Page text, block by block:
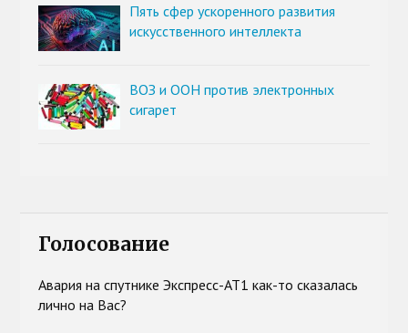
Пять сфер ускоренного развития
искусственного интеллекта
ВОЗ и ООН против электронных
сигарет
Голосование
Авария на спутнике Экспресс-АТ1 как-то сказалась
лично на Вас?